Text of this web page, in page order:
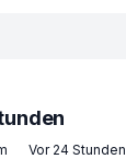
Vor 24 Stunden